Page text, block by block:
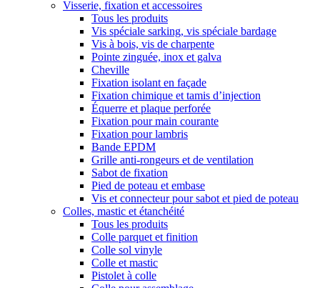
Visserie, fixation et accessoires
Tous les produits
Vis spéciale sarking, vis spéciale bardage
Vis à bois, vis de charpente
Pointe zinguée, inox et galva
Cheville
Fixation isolant en façade
Fixation chimique et tamis d’injection
Équerre et plaque perforée
Fixation pour main courante
Fixation pour lambris
Bande EPDM
Grille anti-rongeurs et de ventilation
Sabot de fixation
Pied de poteau et embase
Vis et connecteur pour sabot et pied de poteau
Colles, mastic et étanchéité
Tous les produits
Colle parquet et finition
Colle sol vinyle
Colle et mastic
Pistolet à colle